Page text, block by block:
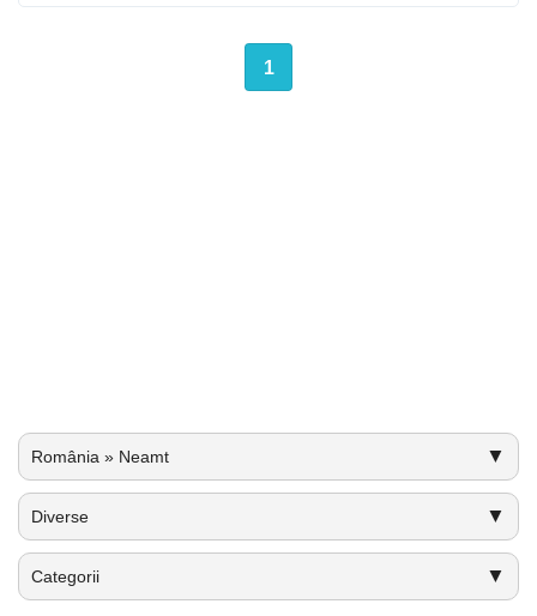
1
România » Neamt ▼
Diverse ▼
Categorii ▼